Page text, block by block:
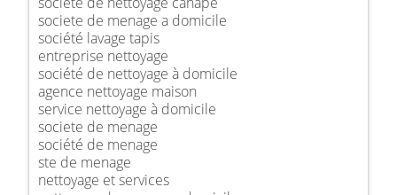
societe de menage a domicile
société lavage tapis
entreprise nettoyage
société de nettoyage à domicile
agence nettoyage maison
service nettoyage à domicile
societe de menage
société de menage
ste de menage
nettoyage et services